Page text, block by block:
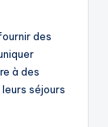
des
à des
séjours